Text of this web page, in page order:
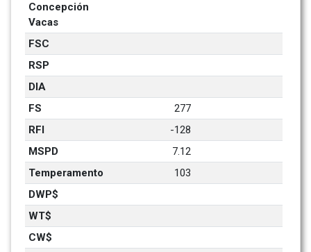
Concepción
Vacas
FSC
RSP
DIA
FS
277
RFI
-128
MSPD
7.12
Temperamento
103
DWP$
WT$
CW$